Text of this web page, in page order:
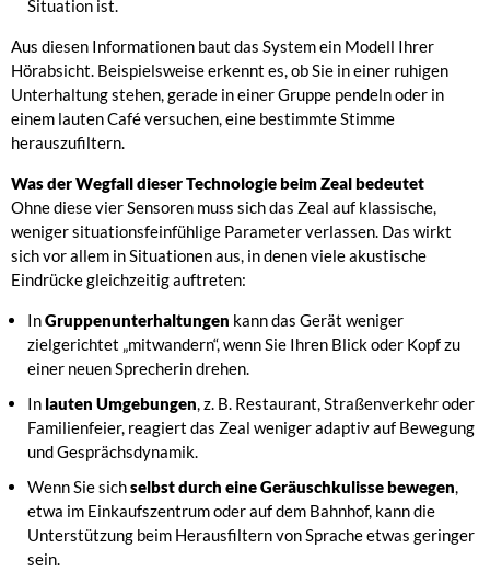
Situation ist.
Aus diesen Informationen baut das System ein Modell Ihrer
Hörabsicht. Beispielsweise erkennt es, ob Sie in einer ruhigen
Unterhaltung stehen, gerade in einer Gruppe pendeln oder in
einem lauten Café versuchen, eine bestimmte Stimme
herauszufiltern.
Was der Wegfall dieser Technologie beim Zeal bedeutet
Ohne diese vier Sensoren muss sich das Zeal auf klassische,
weniger situationsfeinfühlige Parameter verlassen. Das wirkt
sich vor allem in Situationen aus, in denen viele akustische
Eindrücke gleichzeitig auftreten:
InGruppenunterhaltungen kann das Gerät weniger
zielgerichtet „mitwandern“, wenn Sie Ihren Blick oder Kopf zu
einer neuen Sprecherin drehen.
In lauten Umgebungen, z. B. Restaurant, Straßen­verkehr oder
Familienfeier, reagiert das Zeal weniger adaptiv auf Bewegung
und Gesprächsdynamik.
Wenn Sie sichselbst durch eine Geräuschkulisse bewegen,
etwa im Einkaufszentrum oder auf dem Bahnhof, kann die
Unterstützung beim Herausfiltern von Sprache etwas geringer
sein.